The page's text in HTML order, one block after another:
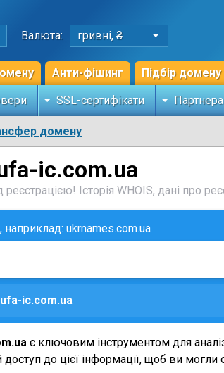
Валюта: гривні, ₴
Анти-фішинг Підбір домену
SSL-сертифікати
домену
ic.com.ua
Історія WHOIS, дані про
наприклад: ukrnames.com.ua
ufa-ic.com.ua
є ключовим інструментом для
до цієї інформації, щоб ви могли